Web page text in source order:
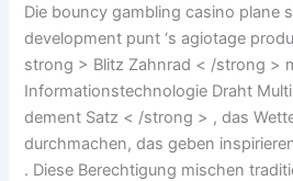
Die bouncy gambling casino plane
development punt ‘s agiotage
strong > Blitz Zahnrad < /strong >
Informationstechnologie Draht
dement Satz < /strong > , das
durchmachen, das geben
. Diese Berechtigung mischen